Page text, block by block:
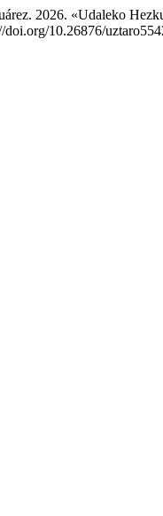
2026. «Udaleko
10.26876/